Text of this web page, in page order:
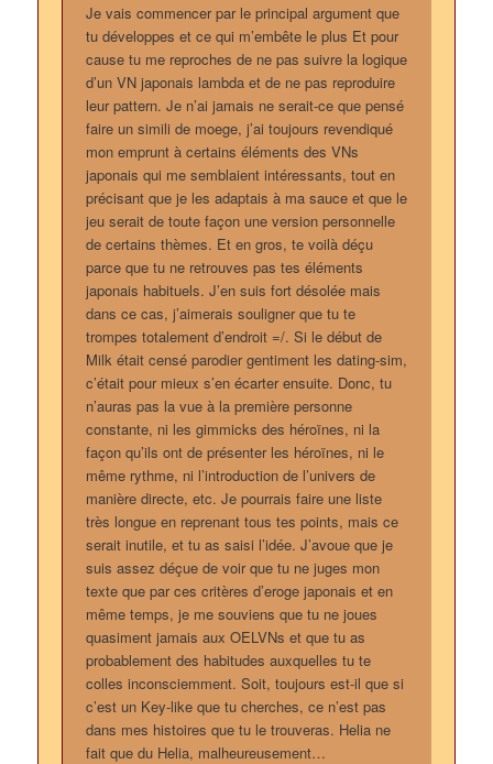
Je vais commencer par le principal argument que
tu développes et ce qui m’embête le plus Et pour
cause tu me reproches de ne pas suivre la logique
d’un VN japonais lambda et de ne pas reproduire
leur pattern. Je n’ai jamais ne serait-ce que pensé
faire un simili de moege, j’ai toujours revendiqué
mon emprunt à certains éléments des VNs
japonais qui me semblaient intéressants, tout en
précisant que je les adaptais à ma sauce et que le
jeu serait de toute façon une version personnelle
de certains thèmes. Et en gros, te voilà déçu
parce que tu ne retrouves pas tes éléments
japonais habituels. J’en suis fort désolée mais
dans ce cas, j’aimerais souligner que tu te
trompes totalement d’endroit =/. Si le début de
Milk était censé parodier gentiment les dating-sim,
c’était pour mieux s’en écarter ensuite. Donc, tu
n’auras pas la vue à la première personne
constante, ni les gimmicks des héroïnes, ni la
façon qu’ils ont de présenter les héroïnes, ni le
même rythme, ni l’introduction de l’univers de
manière directe, etc. Je pourrais faire une liste
très longue en reprenant tous tes points, mais ce
serait inutile, et tu as saisi l’idée. J’avoue que je
suis assez déçue de voir que tu ne juges mon
texte que par ces critères d’eroge japonais et en
même temps, je me souviens que tu ne joues
quasiment jamais aux OELVNs et que tu as
probablement des habitudes auxquelles tu te
colles inconsciemment. Soit, toujours est-il que si
c’est un Key-like que tu cherches, ce n’est pas
dans mes histoires que tu le trouveras. Helia ne
fait que du Helia, malheureusement…